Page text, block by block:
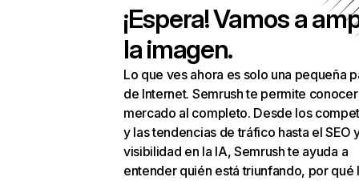
¡Espera! Vamos a
la imagen.
Lo que ves ahora es solo una pequeña
de Internet. Semrush te permite
mercado al completo. Desde los
y las tendencias de tráfico hasta el SEO
visibilidad en la IA, Semrush te ayuda a
entender quién está triunfando, por qué